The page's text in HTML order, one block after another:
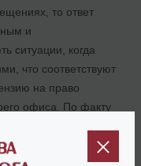
то ответ
и
ситуации, когда
что соответствуют
на право
офиса. По факту
алкоголя